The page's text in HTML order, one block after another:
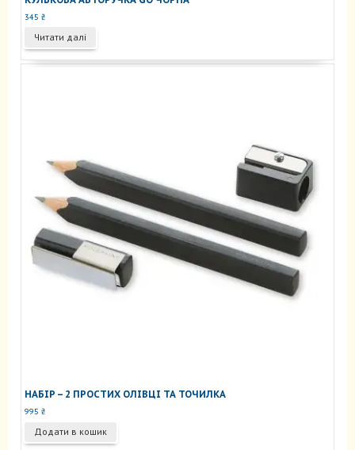
345 ₴
Читати далі
НАБІР – 2 ПРОСТИХ ОЛІВЦІ ТА ТОЧИЛКА
995 ₴
Додати в кошик